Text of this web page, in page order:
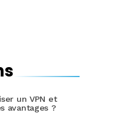
un VPN et
avantages ?